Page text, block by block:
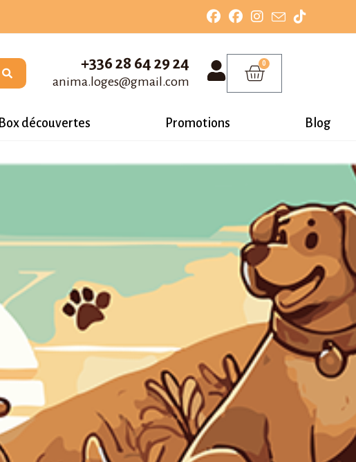
+336 28 64 29 24
anima.loges@gmail.com
0
Box découvertes Promotions Blog